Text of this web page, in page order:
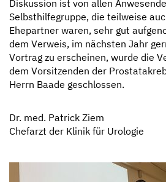
Diskussion ist von allen
Selbsthilfegruppe, die teilweise
Ehepartner waren, sehr gut
dem Verweis, im nächsten Jahr
Vortrag zu erscheinen, wurde die
dem Vorsitzenden der
Herrn Baade geschlossen.
Dr. med. Patrick Ziem
Chefarzt der Klinik für Urologie